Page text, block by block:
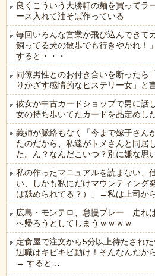
良くこういう大勝軒の麺を買ってラ
ース入れて油そば作っている
毎回いろんな営業が飛び込んできて
飼ってる犬の散歩でも行きやがれ！
すると・・・
同僚男性とのお付き合いを断ったら
りかざす感情的なヒステリー女」と
彼女が中古カードショップで男に話
女の持ち歩いてたカードを品定めし
義姉が脈絡もなく「今まで嫁子さん
たのだから、私達がトメさんと同居
た。ん？なんだこいつ？別に嫌な思
私の作ったマニュアルを読まない、
い、しかも私にだけマウンティング
は舐められてる？）」→私は上司か
広島・モンテロ、怠慢プレー 走れ
へ帰ろうとしてしまうｗｗｗｗ
定食屋で注文から5分以上待たされ
辺職はキビキビ動け！そんなんだか
→ すると…